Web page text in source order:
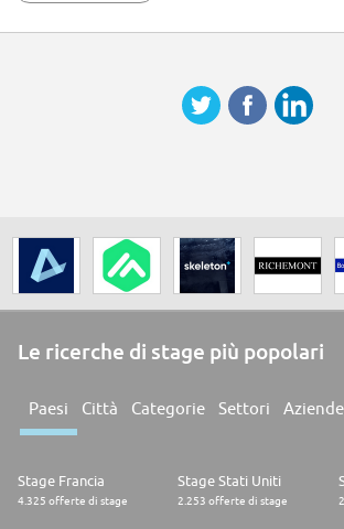
Le ricerche di stage più popolari
Paesi Città Categorie Settori Aziende
Stage Francia
4.325 offerte di stage
Stage Stati Uniti
2.253 offerte di stage